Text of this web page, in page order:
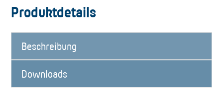
Produktdetails
Beschreibung
Downloads